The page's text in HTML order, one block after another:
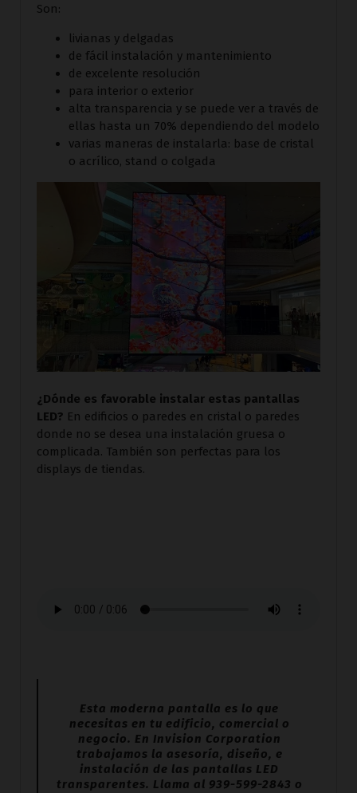
Son:
livianas y delgadas
de fácil instalación y mantenimiento
de excelente resolución
para interior o exterior
alta transparencia y se puede ver a través de
ellas hasta un 70% dependiendo del modelo
varias maneras de instalarla: base de cristal
o acrílico, stand o colgada
¿Dónde es favorable instalar estas pantallas
LED? En edificios o paredes en cristal o paredes
donde no se desea una instalación gruesa o
complicada. También son perfectas para los
displays de tiendas.
Esta moderna pantalla es lo que
necesitas en tu edificio, comercial o
negocio. En Invision Corporation
trabajamos la asesoría, diseño, e
instalación de las pantallas LED
transparentes. Llama al 939-599-2843 o